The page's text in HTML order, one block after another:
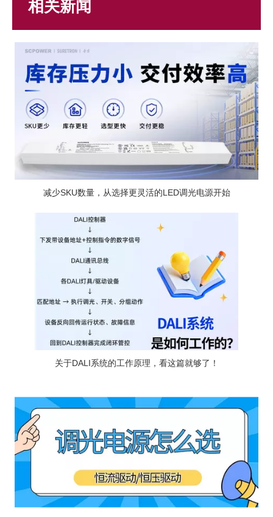
相关新闻
减少SKU数量，从选择更灵活的LED调光电源开始
关于DALI系统的工作原理，看这篇就够了！